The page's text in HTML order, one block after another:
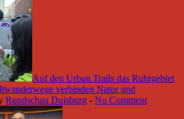
Auf den Urban.Trails das Ruhrgebiet
verbinden Natur und
Rundschau Duisburg - No Comment